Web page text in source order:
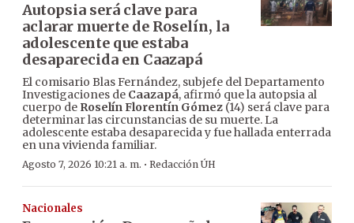
Autopsia será clave para
aclarar muerte de Roselín, la
adolescente que estaba
desaparecida en Caazapá
El comisario Blas Fernández, subjefe del Departamento
Investigaciones de Caazapá, afirmó que la autopsia al
cuerpo de Roselín Florentín Gómez (14) será clave para
determinar las circunstancias de su muerte. La
adolescente estaba desaparecida y fue hallada enterrada
en una vivienda familiar.
Agosto 7, 2026 10:21 a. m. · Redacción ÚH
Nacionales